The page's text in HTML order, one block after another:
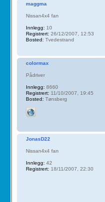
maggma
Nissan4x4 fan
Innlegg: 10
Registrert: 26/12/2007, 12:53
Bosted: Tvedestrand
colormax
Pådriver
Innlegg: 8660
Registrert: 11/10/2007, 19:45
Bosted: Tønsberg
JonasD22
Nissan4x4 fan
Innlegg: 42
Registrert: 18/11/2007, 22:30